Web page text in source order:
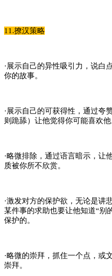
11.撩汉策略
·展示自己的异性吸引力，说白
你的故事。
·展示自己的可获得性，通过夸
则跪舔）让他觉得你可能喜欢他
·略微排除，通过语言暗示，让
质被你所不欣赏。
·激发对方的保护欲，无论是讲
某件事的求助也要让他知道“别
保护的。
·略微的崇拜，抓住一个点，或
崇拜。